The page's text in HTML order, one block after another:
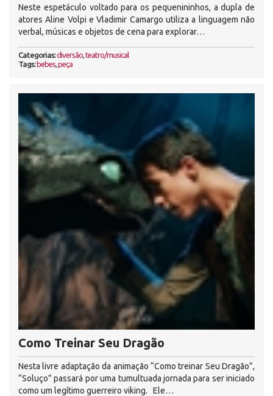
Neste espetáculo voltado para os pequenininhos, a dupla de
atores Aline Volpi e Vladimir Camargo utiliza a linguagem não
verbal, músicas e objetos de cena para explorar…
Categorias:diversão,teatro/musical
Tags: bebes,peça
Como Treinar Seu Dragão
Nesta livre adaptação da animação “Como treinar Seu Dragão”,
“Soluço” passará por uma tumultuada jornada para ser iniciado
como um legítimo guerreiro viking. Ele…